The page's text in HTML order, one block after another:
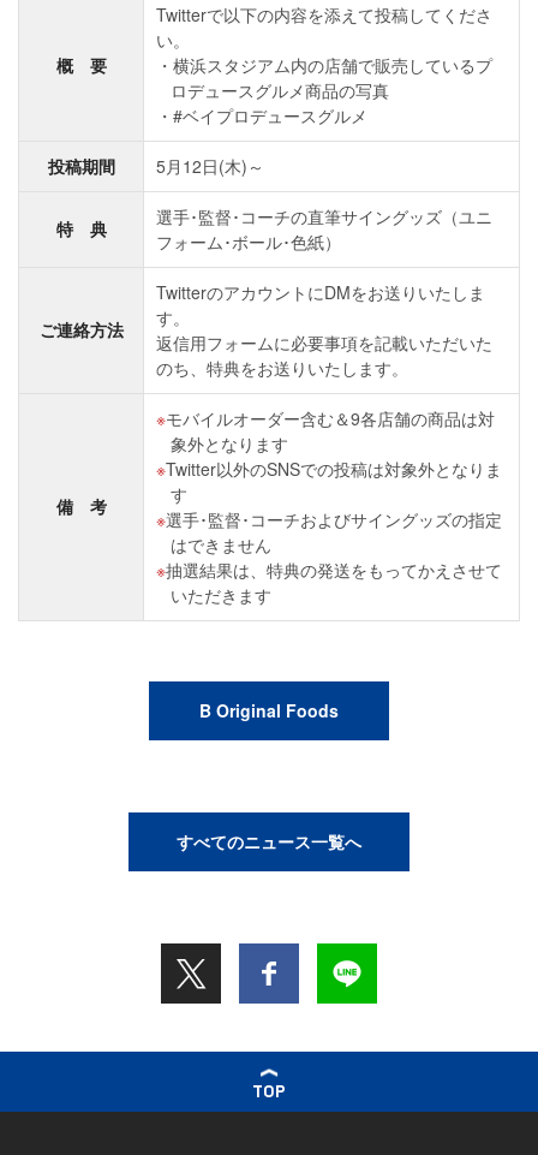
概 要
Twitterで以下の内容を添えて投稿してくださ
い。
横浜スタジアム内の店舗で販売しているプ
ロデュースグルメ商品の写真
#ベイプロデュースグルメ
投稿期間 5月12日(木)～
特 典
選手･監督･コーチの直筆サイングッズ（ユニ
フォーム･ボール･色紙）
ご連絡方法
TwitterのアカウントにDMをお送りいたしま
す。
返信用フォームに必要事項を記載いただいた
のち、特典をお送りいたします。
備 考
モバイルオーダー含む＆9各店舗の商品は対
象外となります
Twitter以外のSNSでの投稿は対象外となりま
す
選手･監督･コーチおよびサイングッズの指定
はできません
抽選結果は、特典の発送をもってかえさせて
いただきます
B Original Foods
すべてのニュース一覧へ
TOP